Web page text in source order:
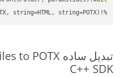
%!(EXTRA string=POTX, string=HTML, string=POTX)
C++ SDK